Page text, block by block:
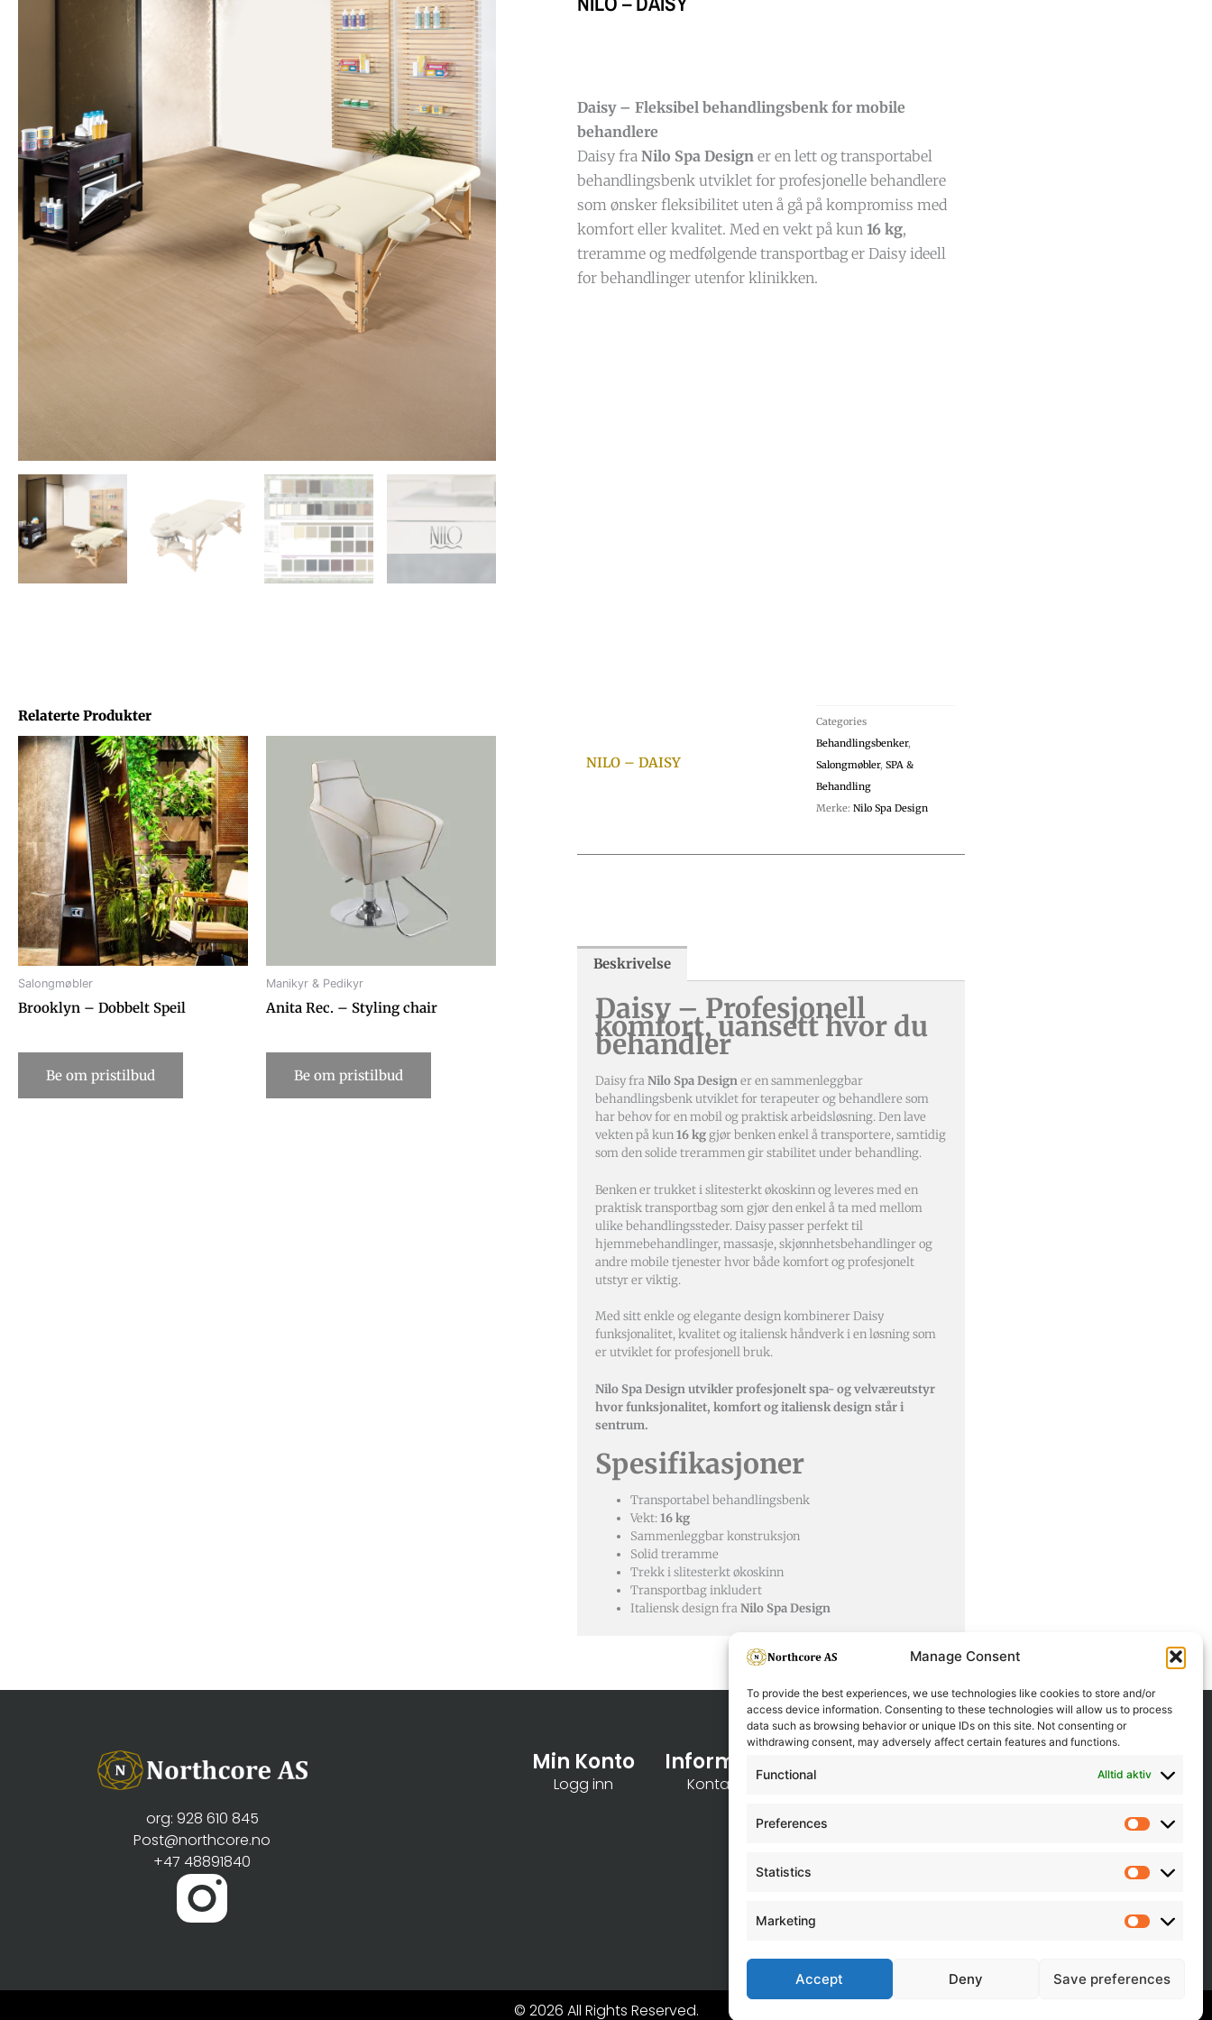
Manage Consent
To provide the best experiences, we use technologies like cookies to store and/or
access device information. Consenting to these technologies will allow us to process
data such as browsing behavior or unique IDs on this site. Not consenting or
withdrawing consent, may adversely affect certain features and functions.
Functional Alltid aktiv
Preferences
Statistics
Statistics
Marketing
Accept Deny Save preferences
Daisy – Fleksibel behandlingsbenk for mobile
behandlere
Daisy fra Nilo Spa Design er en lett og transportabel
behandlingsbenk utviklet for profesjonelle behandlere
som ønsker fleksibilitet uten å gå på kompromiss med
komfort eller kvalitet. Med en vekt på kun 16 kg,
treramme og medfølgende transportbag er Daisy ideell
for behandlinger utenfor klinikken.
Relaterte Produkter
Salongmøbler
Brooklyn – Dobbelt Speil
Be om pristilbud
Manikyr & Pedikyr
Anita Rec. – Styling chair
Be om pristilbud
NILO – DAISY
Categories
Behandlingsbenker,
Salongmøbler, SPA &
Behandling
Merke: Nilo Spa Design
Beskrivelse
Daisy – Profesjonell
komfort, uansett hvor du
behandler
Daisy fraNilo Spa Designer en sammenleggbar
behandlingsbenk utviklet for terapeuter og behandlere som
har behov for en mobil og praktisk arbeidsløsning. Den lave
vekten på kun16 kg gjør benken enkel å transportere, samtidig
som den solide trerammen gir stabilitet under behandling.
Benken er trukket i slitesterkt økoskinn og leveres med en
praktisk transportbag som gjør den enkel å ta med mellom
ulike behandlingssteder. Daisy passer perfekt til
hjemmebehandlinger, massasje, skjønnhetsbehandlinger og
andre mobile tjenester hvor både komfort og profesjonelt
utstyr er viktig.
Med sitt enkle og elegante design kombinerer Daisy
funksjonalitet, kvalitet og italiensk håndverk i en løsning som
er utviklet for profesjonell bruk.
Nilo Spa Design utvikler profesjonelt spa- og velværeutstyr
hvor funksjonalitet, komfort og italiensk design står i
sentrum.
Spesifikasjoner
Transportabel behandlingsbenk
Vekt:16 kg
Sammenleggbar konstruksjon
Solid treramme
Trekk i slitesterkt økoskinn
Transportbag inkludert
Italiensk design fraNilo Spa Design
org: 928 610 845
Post@northcore.no
+47 48891840
Min Konto
Logg inn
Informasjon
Kontakt oss
© 2026 All Rights Reserved.